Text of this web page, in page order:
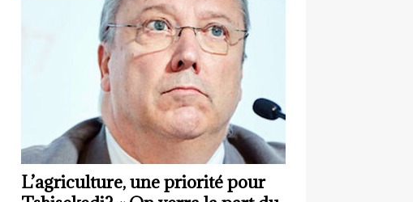
L’agriculture, une priorité pour